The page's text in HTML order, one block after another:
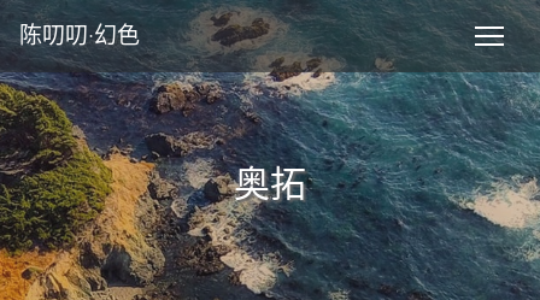
陈叨叨·幻色
奥拓